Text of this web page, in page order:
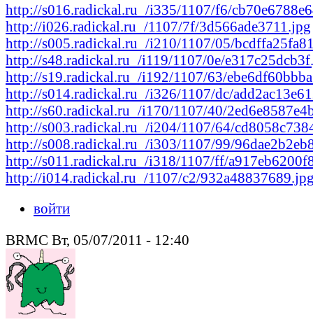
http://s016.radickal.ru_/i335/1107/f6/
http://i026.radickal.ru_/1107/7f/3d566ade3711.jpg
http://s005.radickal.ru_/i210/1107/05/
http://s48.radickal.ru_/i119/1107/0e/
http://s19.radickal.ru_/i192/1107/63/
http://s014.radickal.ru_/i326/1107/dc/
http://s60.radickal.ru_/i170/1107/40/
http://s003.radickal.ru_/i204/1107/64/
http://s008.radickal.ru_/i303/1107/99/
http://s011.radickal.ru_/i318/1107/ff/
http://i014.radickal.ru_/1107/c2/
войти
BRMC Вт, 05/07/2011 - 12:40